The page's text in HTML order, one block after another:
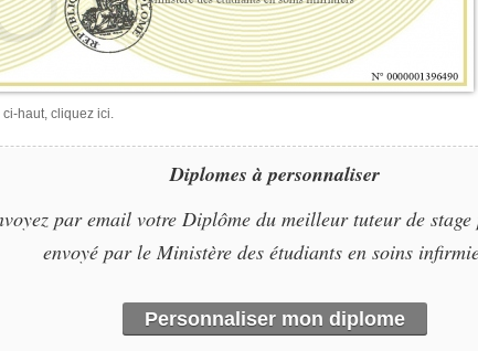
haut, cliquez ici.
Diplomes à personnaliser
par email votre Diplôme du meilleur tuteur de stage
envoyé par le Ministère des étudiants en soins
Personnaliser mon diplome